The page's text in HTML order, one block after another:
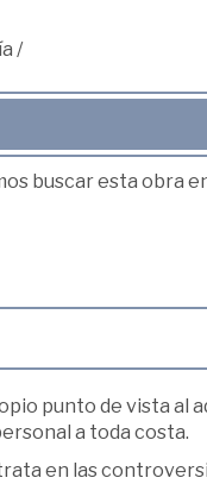
/
buscar esta obra
punto de vista al
a toda costa.
en las